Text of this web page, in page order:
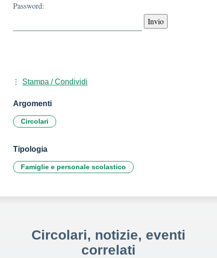
Password:
Stampa / Condividi
Argomenti
Circolari
Tipologia
Famiglie e personale scolastico
Circolari, notizie, eventi
correlati